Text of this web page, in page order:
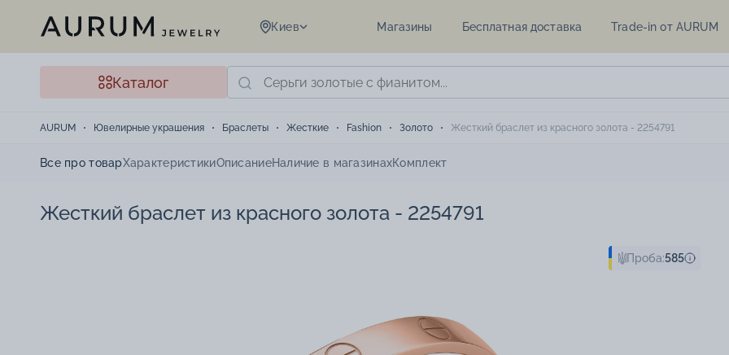
Киев Магазины Бесплатная доставка Trade-in от AURUM
Каталог
AURUM Ювелирные украшения Браслеты Жесткие Fashion Золото Жесткий браслет из красного золота - 2254791
Все про товарХарактеристикиОписаниеНаличие в магазинахКомплект
Жесткий браслет из красного золота - 2254791
Проба:585